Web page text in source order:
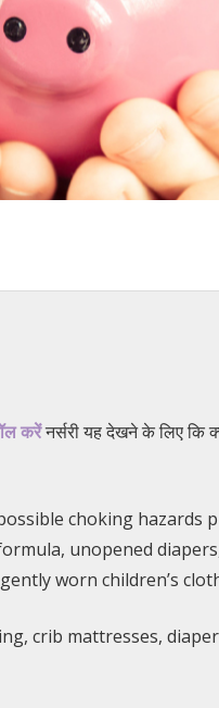
करेंनर्सरी यह देखने के लिए कि
choking hazards
unopened
worn children’s
crib mattresses,